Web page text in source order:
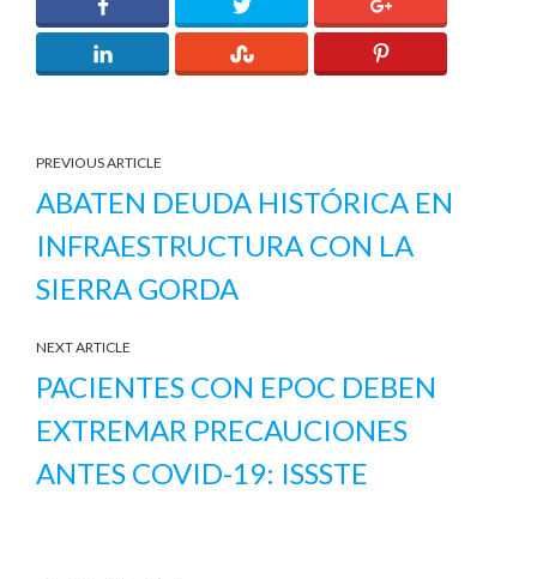
PREVIOUS ARTICLE
ABATEN DEUDA HISTÓRICA EN
INFRAESTRUCTURA CON LA
SIERRA GORDA
NEXT ARTICLE
PACIENTES CON EPOC DEBEN
EXTREMAR PRECAUCIONES
ANTES COVID-19: ISSSTE